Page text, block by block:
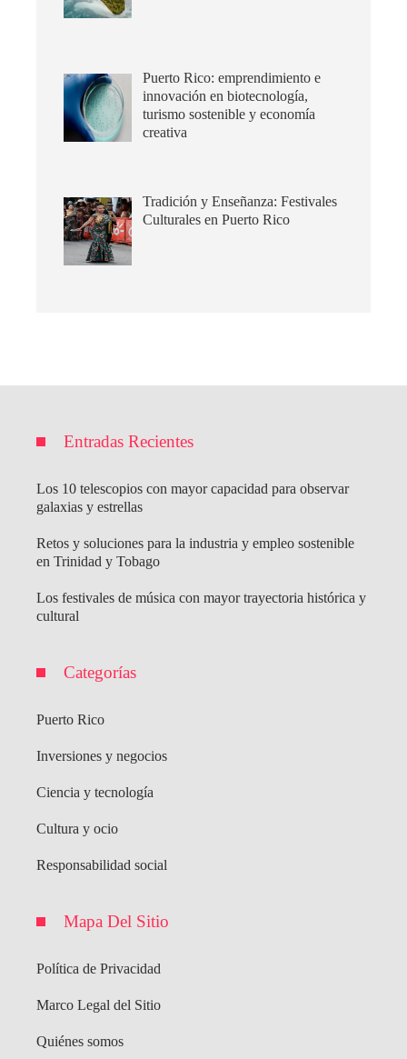
Puerto Rico: emprendimiento e
innovación en biotecnología,
turismo sostenible y economía
creativa
Tradición y Enseñanza: Festivales
Culturales en Puerto Rico
Entradas Recientes
Los 10 telescopios con mayor capacidad para observar
galaxias y estrellas
Retos y soluciones para la industria y empleo sostenible
en Trinidad y Tobago
Los festivales de música con mayor trayectoria histórica y
cultural
Categorías
Puerto Rico
Inversiones y negocios
Ciencia y tecnología
Cultura y ocio
Responsabilidad social
Mapa Del Sitio
Política de Privacidad
Marco Legal del Sitio
Quiénes somos